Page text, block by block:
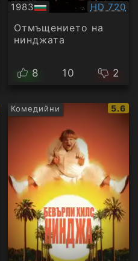
1983
БГ
аудио
HD 720
Отмъщението на
нинджатa
8 10 2
Комедийни
IMDb
5.6